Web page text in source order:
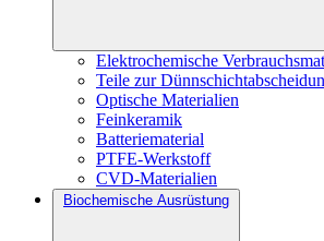
Elektrochemische
Teile zur
Optische Materialien
Feinkeramik
Batteriematerial
PTFE-Werkstoff
CVD-Materialien
Biochemische Ausrüstung